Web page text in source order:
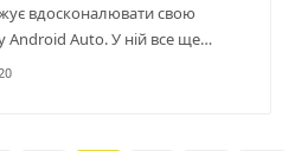
вдосконалювати свою
Android Auto. У ній все ще…